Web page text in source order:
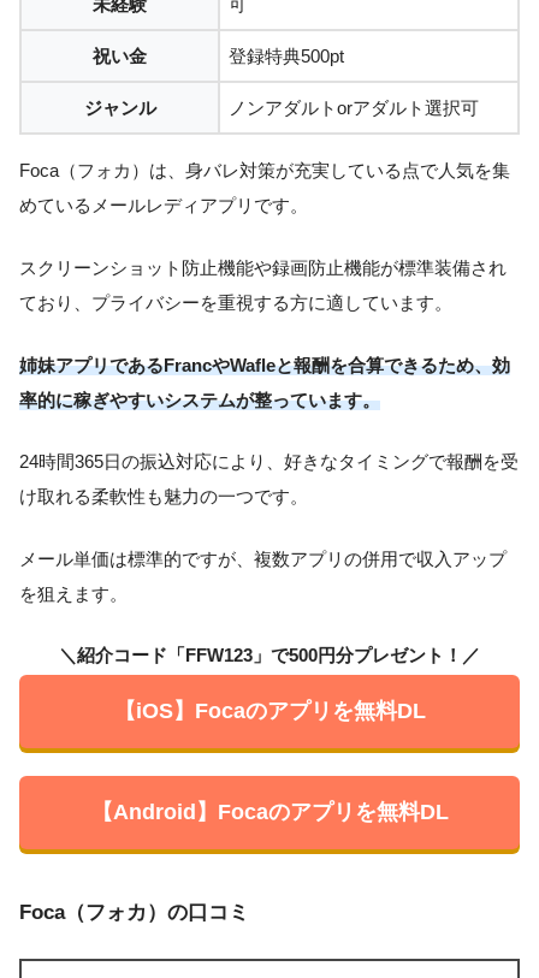
未経験 可
祝い金 登録特典500pt
ジャンル ノンアダルトorアダルト選択可
Foca（フォカ）は、身バレ対策が充実している点で人気を集
めているメールレディアプリです。
スクリーンショット防止機能や録画防止機能が標準装備され
ており、プライバシーを重視する方に適しています。
姉妹アプリであるFrancやWafleと報酬を合算できるため、効
率的に稼ぎやすいシステムが整っています。
24時間365日の振込対応により、好きなタイミングで報酬を受
け取れる柔軟性も魅力の一つです。
メール単価は標準的ですが、複数アプリの併用で収入アップ
を狙えます。
＼紹介コード「FFW123」で500円分プレゼント！／
【iOS】Focaのアプリを無料DL
【Android】Focaのアプリを無料DL
Foca（フォカ）の口コミ